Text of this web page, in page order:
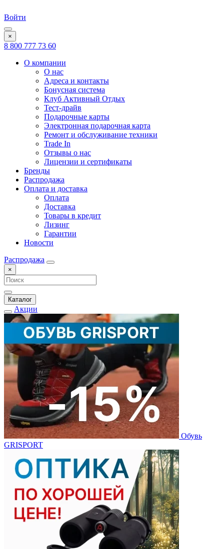
Войти
×
8 800 777 73 60
О компании
О нас
Адреса и контакты
Бонусная система
Клуб Активный Отдых
Тест-драйв
Подарочные карты
Электронная подарочная карта
Ремонт и обслуживание техники
Trade In
Отзывы о нас
Лицензии и сертификаты
Бренды
Распродажа
Оплата и доставка
Оплата
Доставка
Товары в кредит
Лизинг
Гарантии
Новости
Распродажа
×
Каталог
Акции
Обувь
GRISPORT